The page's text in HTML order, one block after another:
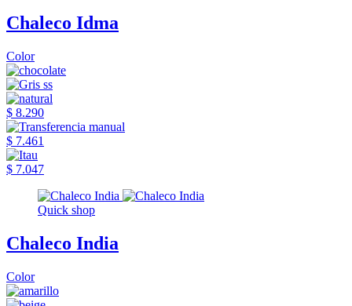
Chaleco Idma
Color
$ 8.290
$ 7.461
$ 7.047
Quick shop
Chaleco India
Color